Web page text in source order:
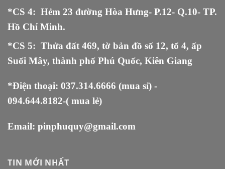
*CS 4: Hẻm 23 đường Hòa Hưng- P.12- Q.10- TP.
Hồ Chí Minh.
*CS 5: Thửa đất 469, tờ bản đồ số 12, tổ 4, ấp
Suối Mây, thành phố Phú Quốc, Kiên Giang
*Điện thoại: 037.314.6666 (mua sỉ) -
094.644.8182-( mua lẻ)
Email: pinphuquy@gmail.com
TIN MỚI NHẤT